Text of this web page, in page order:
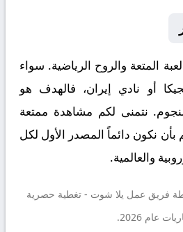
المتعة والروح الرياضية. سواء
أو نادي إيران، فالهدف هو
نتمنى لكم مشاهدة ممتعة
نكون دائماً المصدر الأول لكل
والعالمية.
فريق عمل يلا شوت - تغطية حصرية
عام 2026.